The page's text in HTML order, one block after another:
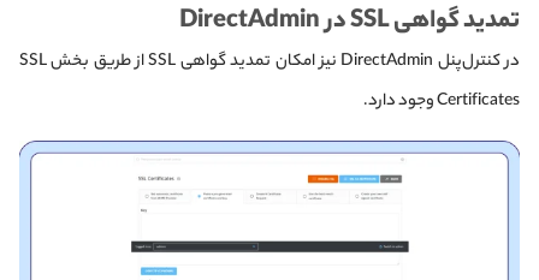
تمدید گواهی SSL در DirectAdmin
در کنترل‌پنل DirectAdmin نیز امکان تمدید گواهی SSL از طریق بخش SSL
Certificates وجود دارد.